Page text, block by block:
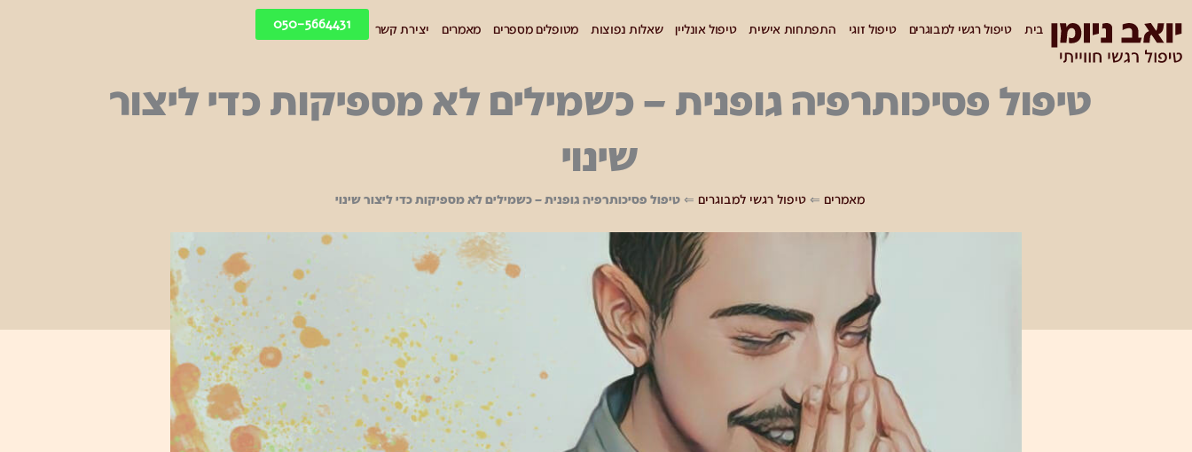
לתוכן
בית טיפול רגשי למבוגרים טיפול זוגי התפתחות אישית טיפול אונליין שאלות נפוצות מטופלים מספרים מאמרים יצירת קשר 050-5664431
טיפול פסיכותרפיה גופנית – כשמילים לא מספיקות כדי ליצור
שינוי
מאמרים ⇐ טיפול רגשי למבוגרים ⇐ טיפול פסיכותרפיה גופנית – כשמילים לא מספיקות כדי ליצור שינוי